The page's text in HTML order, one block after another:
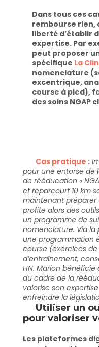
Dans tous ces
rembourse rien,
liberté d’établir
expertise. Par
peut proposer
spécifique La
nomenclature
excentrique,
course à pied),
des soins NGAP
Cas pratique :
pour une entorse de
de rééducation «
et reparcourt 10 km
maintenant préparer
profite alors des
un programme de
nomenclature. Via la
une programmation
course (exercices
d’entraînement,
HN. Marion
du cadre de la
valorise son
enfreindre la
Utiliser un
pour valoriser
Les plateformes